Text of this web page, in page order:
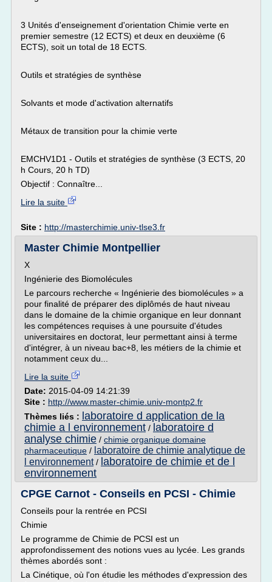
3 Unités d'enseignement d'orientation Chimie verte en
premier semestre (12 ECTS) et deux en deuxième (6
ECTS), soit un total de 18 ECTS.
Outils et stratégies de synthèse
Solvants et mode d'activation alternatifs
Métaux de transition pour la chimie verte
EMCHV1D1 - Outils et stratégies de synthèse (3 ECTS, 20
h Cours, 20 h TD)
Objectif : Connaître...
Lire la suite
Site : http://masterchimie.univ-tlse3.fr
Master Chimie Montpellier
X
Ingénierie des Biomolécules
Le parcours recherche « Ingénierie des biomolécules » a
pour finalité de préparer des diplômés de haut niveau
dans le domaine de la chimie organique en leur donnant
les compétences requises à une poursuite d'études
universitaires en doctorat, leur permettant ainsi à terme
d'intégrer, à un niveau bac+8, les métiers de la chimie et
notamment ceux du...
Lire la suite
Date: 2015-04-09 14:21:39
Site : http://www.master-chimie.univ-montp2.fr
Thèmes liés : laboratoire d application de la
chimie a l environnement / laboratoire d
analyse chimie / chimie organique domaine
pharmaceutique / laboratoire de chimie analytique de
l environnement/ laboratoire de chimie et de l
environnement
CPGE Carnot - Conseils en PCSI - Chimie
Conseils pour la rentrée en PCSI
Chimie
Le programme de Chimie de PCSI est un
approfondissement des notions vues au lycée. Les grands
thèmes abordés sont :
La Cinétique, où l'on étudie les méthodes d'expression des